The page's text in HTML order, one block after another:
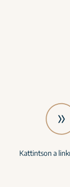
Kattintson a